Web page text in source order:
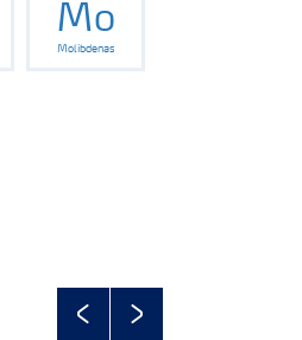
Mo
Molibdenas
PreviousNext